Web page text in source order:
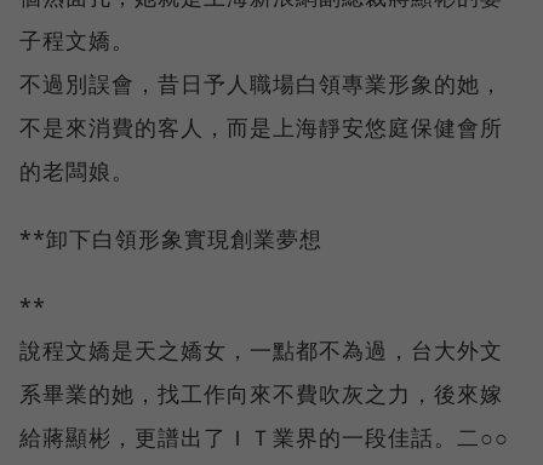
子程文嬌。
不過別誤會，昔日予人職場白領專業形象的她，
不是來消費的客人，而是上海靜安悠庭保健會所
的老闆娘。
**卸下白領形象實現創業夢想
**
說程文嬌是天之嬌女，一點都不為過，台大外文
系畢業的她，找工作向來不費吹灰之力，後來嫁
給蔣顯彬，更譜出了ＩＴ業界的一段佳話。二○○